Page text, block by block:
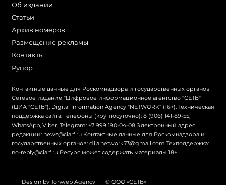
Об издании
Статьи
Архив номеров
Размещение рекламы
Контакты
Рупор
Контактные данные для Роскомнадзора и государственных органов
Сетевое издание "Цифровое информационное агентство "СЕТЬ"
(ЦИА "СЕТЬ"), Digital Information Agency "NETWORK" (16+). Техническая
поддержка сайта: телефоны (круглосуточно): 8 (906) 141-89-55,
WhatsApp, Viber, Telegram: +7 999 190-04-08 Электронный адрес
редакции: news@ciarf.ru Контактные данные для Роскомнадзора и
государственных органов: d.i.a.network73@gmail.com Техподдержка:
no-reply@ciarf.ru Ресурс может содержать материалы 18+
Design by Tonweb Agency © ООО «СЕТЬ»